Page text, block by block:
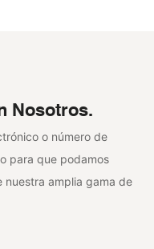
Nosotros.
o número de
para que podamos
amplia gama de